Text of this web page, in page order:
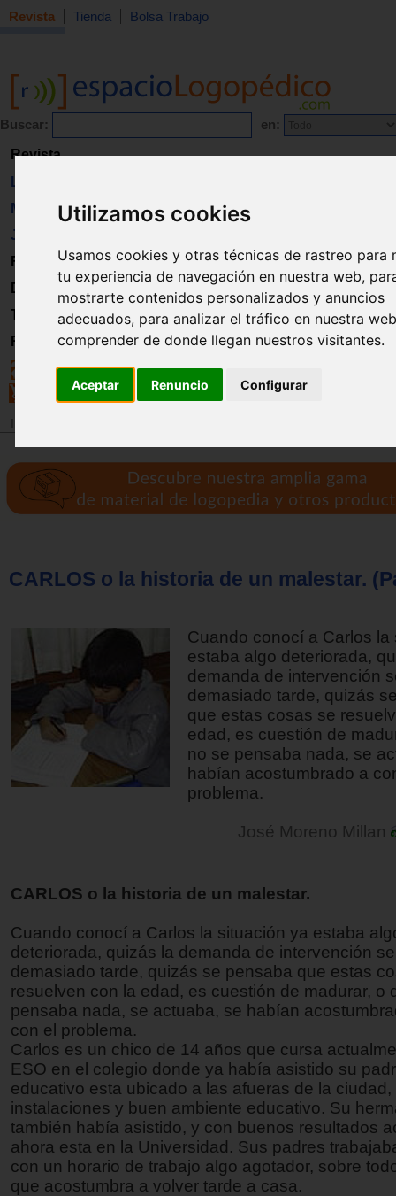
Utilizamos cookies
Usamos cookies y otras técnicas de rastreo para
tu experiencia de navegación en nuestra web,
mostrarte contenidos personalizados y anuncios
adecuados, para analizar el tráfico en nuestra
comprender de donde llegan nuestros visitantes.
Aceptar Renuncio Configurar
Revista Tienda Bolsa Trabajo
Buscar: en:
Revista
Libros
Material
Juguetes
Formación
Directorio
Trabajo
Registro
CARLOS o la historia de un malestar.
Cuando conocí a Carlos la
estaba algo deteriorada,
demanda de intervención
demasiado tarde, quizás
que estas cosas se
edad, es cuestión de
no se pensaba nada, se
habían acostumbrado a
problema.
José Moreno Millan
CARLOS o la historia de un malestar.
Cuando conocí a Carlos la situación ya estaba
deteriorada, quizás la demanda de intervención
demasiado tarde, quizás se pensaba que estas
resuelven con la edad, es cuestión de madurar, o
pensaba nada, se actuaba, se habían
con el problema.
Carlos es un chico de 14 años que cursa
ESO en el colegio donde ya había asistido su
educativo esta ubicado a las afueras de la
instalaciones y buen ambiente educativo. Su
también había asistido, y con buenos resultados
ahora esta en la Universidad. Sus padres
con un horario de trabajo algo agotador, sobre
que acostumbra a volver tarde a casa.